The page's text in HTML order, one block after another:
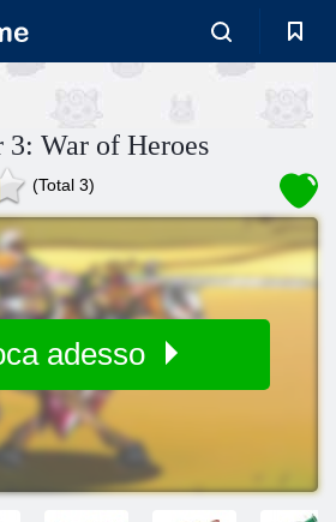
War of Heroes
(Total 3)
adesso